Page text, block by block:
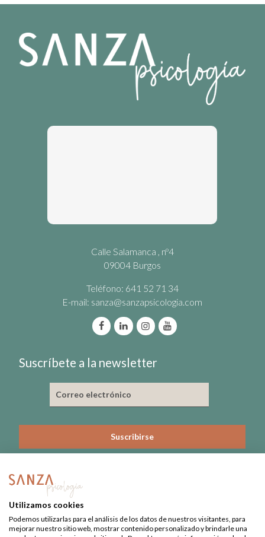
Calle Salamanca , nº4
09004 Burgos
Teléfono: 641 52 71 34
E-mail: sanza@sanzapsicologia.com
Suscríbete a la newsletter
Nº de Colegiado: 3815-CL
Nº Registro Sanitario: 09-C22-0379
Utilizamos cookies
Podemos utilizarlas para el análisis de los datos de nuestros visitantes, para
mejorar nuestro sitio web, mostrar contenido personalizado y brindarle una